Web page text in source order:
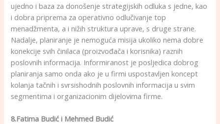
ujedno i baza za donošenje strategijskih odluka s jedne, kao
i dobra priprema za operativno odlučivanje top
menadžmenta, a i nižih struktura uprave, s druge strane.
Nadalje, planiranje je nemoguća misija ukoliko nema dobre
konekcije svih činilaca (proizvođača i korisnika) raznih
poslovnih informacija. Informiranost je posljedica dobrog
planiranja samo onda ako je u firmi uspostavljen koncept
kolanja tačnih i svrsishodnih poslovnih informacija u svim
segmentima i organizacionim dijelovima firme.
8.Fatima Budić i Mehmed Budić